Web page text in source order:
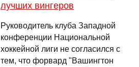
лучших вингеров
Руководитель клуба Западной
конференции Национальной
хоккейной лиги не согласился с
тем, что форвард "Вашингтон